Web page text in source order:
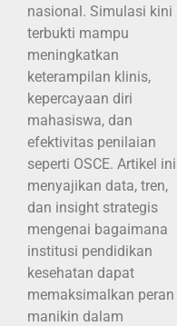
nasional. Simulasi kini
terbukti mampu
meningkatkan
keterampilan klinis,
kepercayaan diri
mahasiswa, dan
efektivitas penilaian
seperti OSCE. Artikel ini
menyajikan data, tren,
dan insight strategis
mengenai bagaimana
institusi pendidikan
kesehatan dapat
memaksimalkan peran
manikin dalam